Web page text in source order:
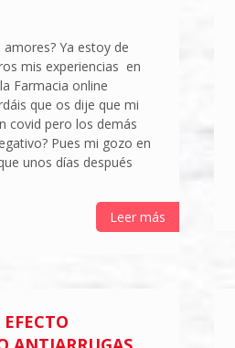
Ya estoy de
mis experiencias en
Farmacia online
que os dije que mi
covid pero los demás
Pues mi gozo en
unos días después
Leer más